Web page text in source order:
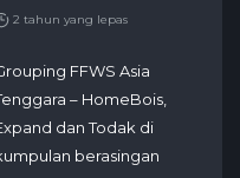
2 tahun yang lepas
FFWS Asia
– HomeBois,
dan Todak di
berasingan